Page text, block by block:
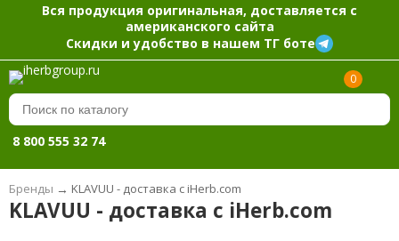
Вся продукция оригинальная, доставляется с
американского сайта
Скидки и удобство в нашем ТГ боте
0
8 800 555 32 74
Бренды → KLAVUU - доставка с iHerb.com
KLAVUU - доставка с iHerb.com